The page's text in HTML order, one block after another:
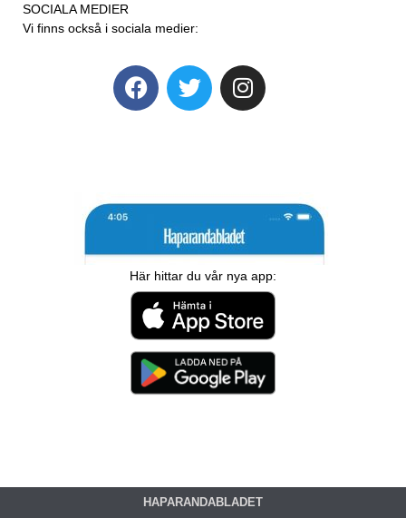
SOCIALA MEDIER
Vi finns också i sociala medier:
Här hittar du vår nya app:
HAPARANDABLADET